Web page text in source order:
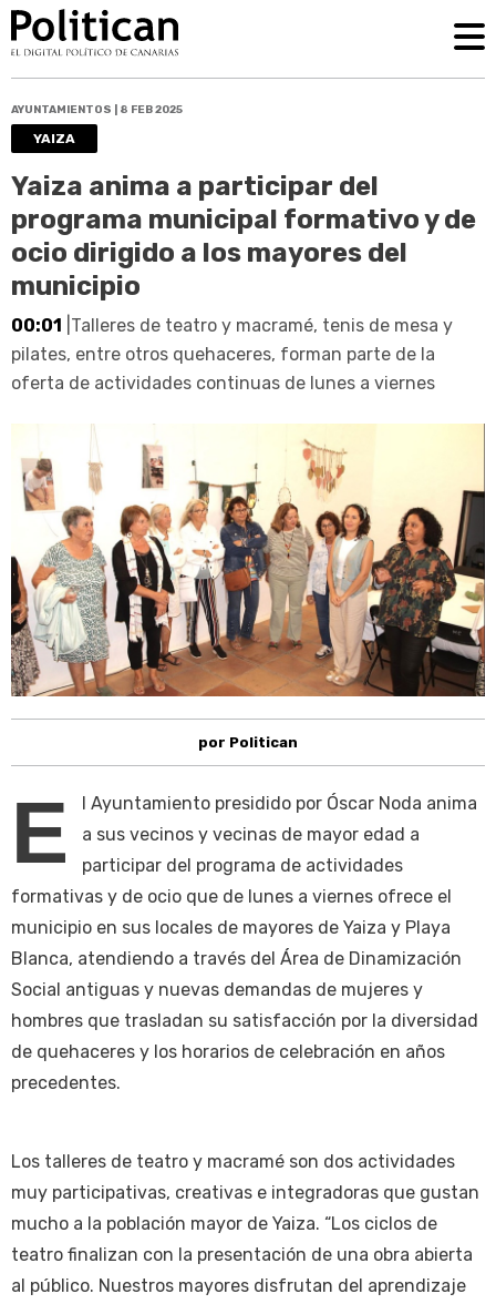
AYUNTAMIENTOS | 8 FEB 2025
YAIZA
Yaiza anima a participar del
programa municipal formativo y de
ocio dirigido a los mayores del
municipio
00:01 |Talleres de teatro y macramé, tenis de mesa y
pilates, entre otros quehaceres, forman parte de la
oferta de actividades continuas de lunes a viernes
por Politican
E
l Ayuntamiento presidido por Óscar Noda anima
a sus vecinos y vecinas de mayor edad a
participar del programa de actividades
formativas y de ocio que de lunes a viernes ofrece el
municipio en sus locales de mayores de Yaiza y Playa
Blanca, atendiendo a través del Área de Dinamización
Social antiguas y nuevas demandas de mujeres y
hombres que trasladan su satisfacción por la diversidad
de quehaceres y los horarios de celebración en años
precedentes.
Los talleres de teatro y macramé son dos actividades
muy participativas, creativas e integradoras que gustan
mucho a la población mayor de Yaiza. “Los ciclos de
teatro finalizan con la presentación de una obra abierta
al público. Nuestros mayores disfrutan del aprendizaje